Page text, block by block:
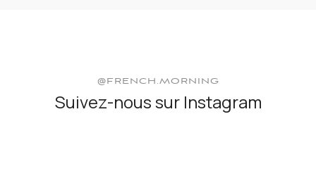
@FRENCH.MORNING
Suivez-nous sur Instagram